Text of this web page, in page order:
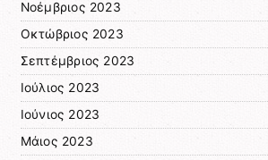
Νοέμβριος 2023
Οκτώβριος 2023
Σεπτέμβριος 2023
Ιούλιος 2023
Ιούνιος 2023
Μάιος 2023